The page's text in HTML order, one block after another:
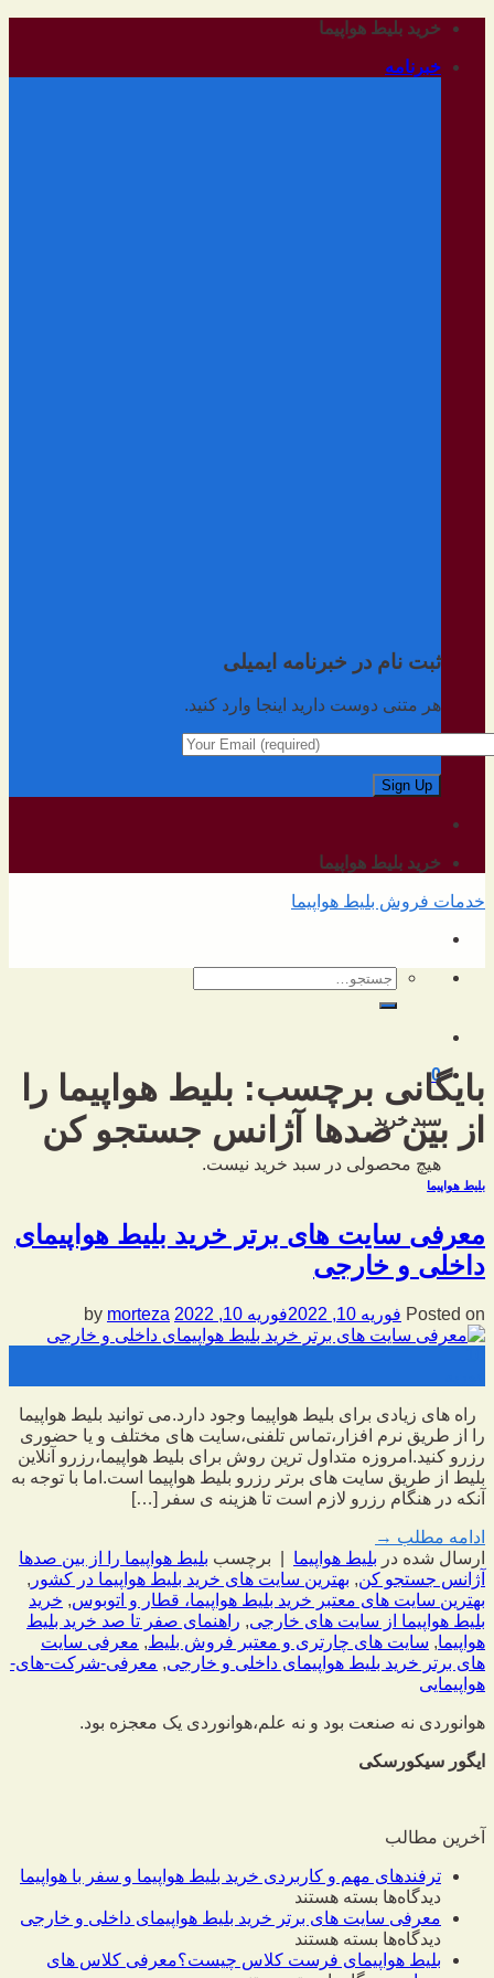
رفتن
محتوا
خرید بلیط هواپیما
خبرنامه
ثبت نام در خبرنامه ایمیلی
هر متنی دوست دارید اینجا وارد کنید.
خرید بلیط هواپیما
خدمات فروش بلیط هواپیما
جستجو
برای:
0
سبد خرید
هیچ محصولی در سبد خرید نیست.
بایگانی برچسب: بلیط هواپیما را
از بین صدها آژانس جستجو کن
بلیط هواپیما
معرفی سایت های برتر خرید بلیط هواپیمای
داخلی و خارجی
Posted on فوریه 10, 2022 فوریه 10, 2022 morteza
راه های زیادی برای بلیط هواپیما وجود دارد.می توانید بلیط هواپیما
را از طریق نرم افزار،تماس تلفنی،سایت های مختلف و یا حضوری
رزرو کنید.امروزه متداول ترین روش برای بلیط هواپیما،رزرو آنلاین
بلیط از طریق سایت های برتر رزرو بلیط هواپیما است.اما با توجه به
آنکه در هنگام رزرو لازم است تا هزینه ی سفر […]
ادامه مطلب →
ارسال شده در بلیط هواپیما برچسب بلیط هواپیما را از بین صدها
آژانس جستجو کن, بهترین سایت های خرید بلیط هواپیما در کشور ,
بهترین سایت های معتبر خرید بلیط هواپیما، قطار و اتوبوس, خرید
بلیط هواپیما از سایت های خارجی, راهنمای صفر تا صد خرید بلیط
هواپیما, سایت های چارتری و معتبر فروش بلیط, معرفی سایت
های برتر خرید بلیط هواپیمای داخلی و خارجی, معرفی-شرکت-های-
هواپیمایی
هوانوردی نه صنعت بود و نه علم،هوانوردی یک معجزه بود.
ایگور سیکورسکی
آخرین مطالب
ترفندهای مهم و کاربردی خرید بلیط هواپیما و سفر با هواپیما
دیدگاه‌ها برای
ترفندهای
مهم
و
بسته هستند
معرفی سایت های برتر خرید بلیط هواپیمای داخلی و خارجی
دیدگاه‌ها برای
معرفی
بسته هستند
بلیط هواپیمای فرست کلاس چیست؟معرفی کلاس های